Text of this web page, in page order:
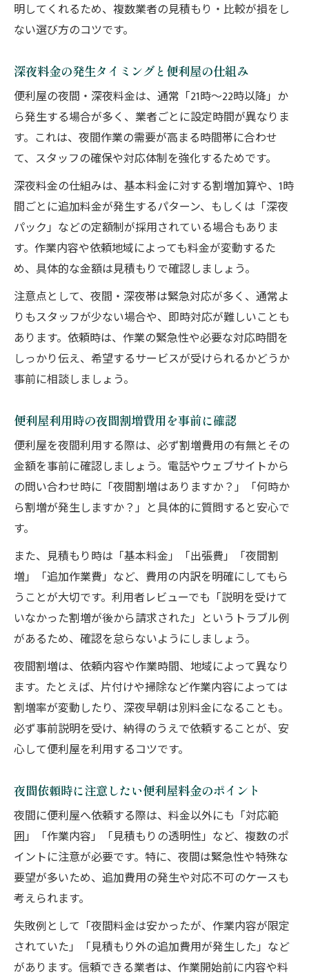
明してくれるため、複数業者の見積もり・比較が損をし
ない選び方のコツです。
深夜料金の発生タイミングと便利屋の仕組み
便利屋の夜間・深夜料金は、通常「21時〜22時以降」か
ら発生する場合が多く、業者ごとに設定時間が異なりま
す。これは、夜間作業の需要が高まる時間帯に合わせ
て、スタッフの確保や対応体制を強化するためです。
深夜料金の仕組みは、基本料金に対する割増加算や、1時
間ごとに追加料金が発生するパターン、もしくは「深夜
パック」などの定額制が採用されている場合もありま
す。作業内容や依頼地域によっても料金が変動するた
め、具体的な金額は見積もりで確認しましょう。
注意点として、夜間・深夜帯は緊急対応が多く、通常よ
りもスタッフが少ない場合や、即時対応が難しいことも
あります。依頼時は、作業の緊急性や必要な対応時間を
しっかり伝え、希望するサービスが受けられるかどうか
事前に相談しましょう。
便利屋利用時の夜間割増費用を事前に確認
便利屋を夜間利用する際は、必ず割増費用の有無とその
金額を事前に確認しましょう。電話やウェブサイトから
の問い合わせ時に「夜間割増はありますか？」「何時か
ら割増が発生しますか？」と具体的に質問すると安心で
す。
また、見積もり時は「基本料金」「出張費」「夜間割
増」「追加作業費」など、費用の内訳を明確にしてもら
うことが大切です。利用者レビューでも「説明を受けて
いなかった割増が後から請求された」というトラブル例
があるため、確認を怠らないようにしましょう。
夜間割増は、依頼内容や作業時間、地域によって異なり
ます。たとえば、片付けや掃除など作業内容によっては
割増率が変動したり、深夜早朝は別料金になることも。
必ず事前説明を受け、納得のうえで依頼することが、安
心して便利屋を利用するコツです。
夜間依頼時に注意したい便利屋料金のポイント
夜間に便利屋へ依頼する際は、料金以外にも「対応範
囲」「作業内容」「見積もりの透明性」など、複数のポ
イントに注意が必要です。特に、夜間は緊急性や特殊な
要望が多いため、追加費用の発生や対応不可のケースも
考えられます。
失敗例として「夜間料金は安かったが、作業内容が限定
されていた」「見積もり外の追加費用が発生した」など
があります。信頼できる業者は、作業開始前に内容や料